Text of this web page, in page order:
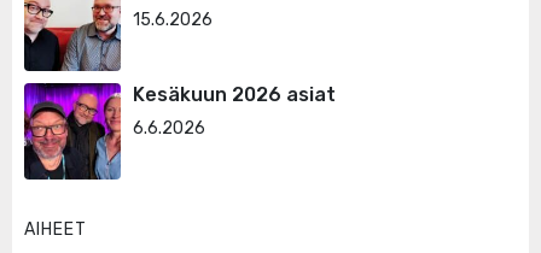
15.6.2026
Kesäkuun 2026 asiat
6.6.2026
AIHEET